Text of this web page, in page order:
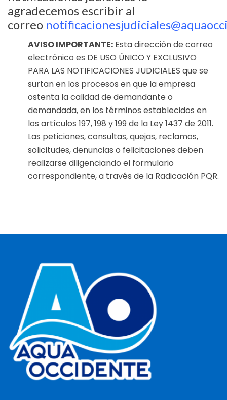
agradecemos escribir al
correo
AVISO IMPORTANTE: Esta dirección de correo
electrónico es DE USO ÚNICO Y EXCLUSIVO
PARA LAS NOTIFICACIONES JUDICIALES que se
surtan en los procesos en que la empresa
ostenta la calidad de demandante o
demandada, en los términos establecidos en
los artículos 197, 198 y 199 de la Ley 1437 de 2011.
Las peticiones, consultas, quejas, reclamos,
solicitudes, denuncias o felicitaciones deben
realizarse diligenciando el formulario
correspondiente, a través de la Radicación PQR.